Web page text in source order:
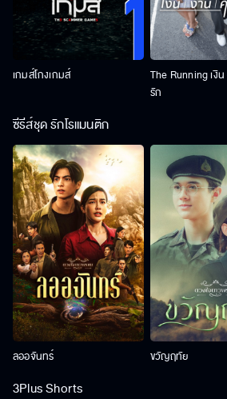
เกมส์โกงเกมส์
The Running เงิ
รัก
ซีรีส์ชุด รักโรแมนติก
ลออจันทร์ ขวัญฤทัย
3Plus Shorts